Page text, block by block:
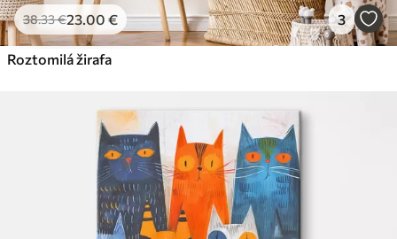
38.33€23.00 € 3
Roztomilá žirafa